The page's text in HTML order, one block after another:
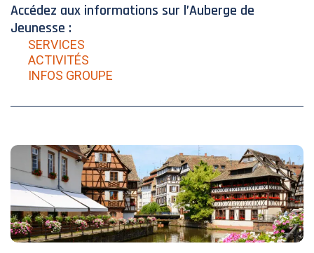
Accédez aux informations sur l’Auberge de
Jeunesse :
SERVICES
ACTIVITÉS
INFOS GROUPE